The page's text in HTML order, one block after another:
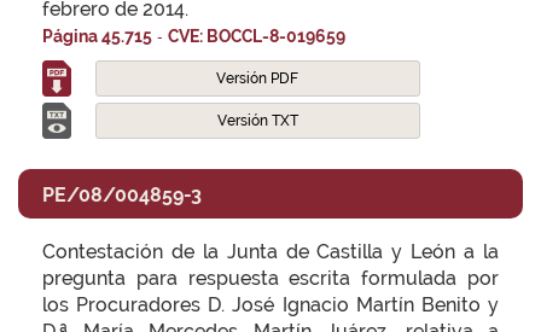
febrero de 2014.
Página 45.715 - CVE: BOCCL-8-019659
Versión PDF
Versión TXT
PE/08/004859-3
Contestación de la Junta de Castilla y León a la
pregunta para respuesta escrita formulada por
los Procuradores D. José Ignacio Martín Benito y